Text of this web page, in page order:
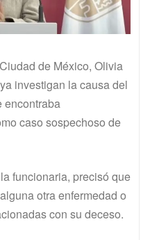
de México, Olivia
investigan la causa del
encontraba
caso sospechoso de
funcionaria, precisó que
otra enfermedad o
con su deceso.